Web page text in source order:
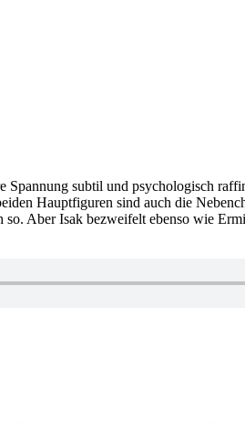
subtil und psychologisch
Hauptfiguren sind auch die
Aber Isak bezweifelt ebenso wie